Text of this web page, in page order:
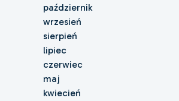
październik
wrzesień
sierpień
lipiec
czerwiec
maj
kwiecień